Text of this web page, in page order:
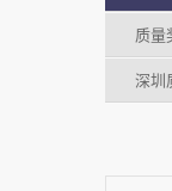
质量
深圳